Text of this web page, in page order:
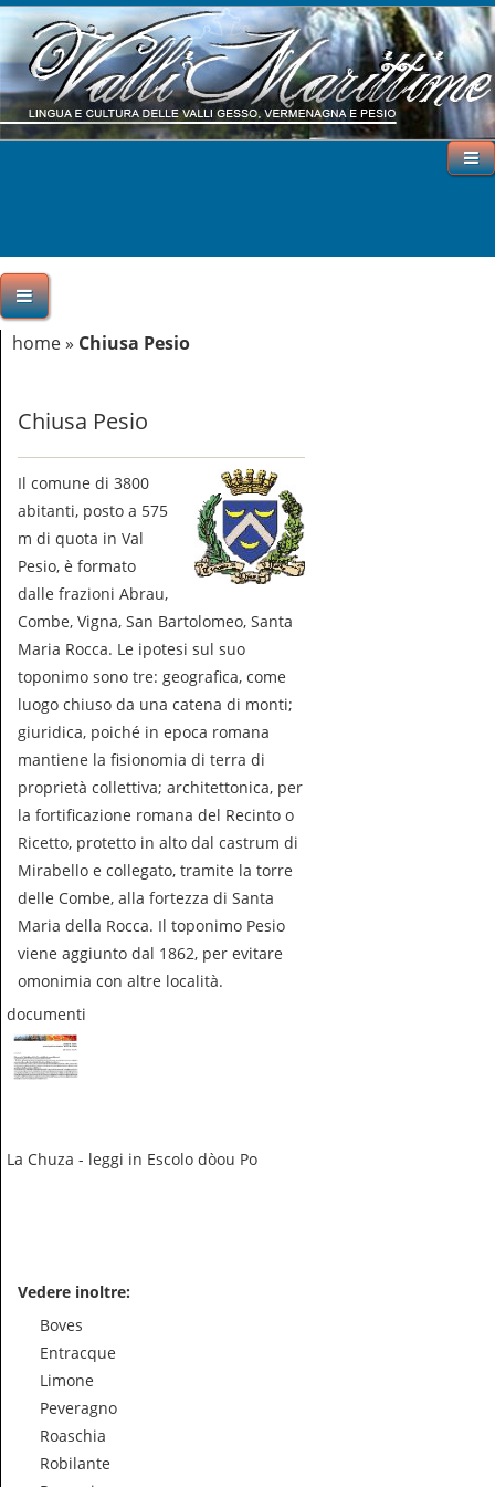
home» Chiusa Pesio
Chiusa Pesio
Il comune di 3800
abitanti, posto a 575
m di quota in Val
Pesio, è formato
dalle frazioni Abrau,
Combe, Vigna, San Bartolomeo, Santa
Maria Rocca. Le ipotesi sul suo
toponimo sono tre: geografica, come
luogo chiuso da una catena di monti;
giuridica, poiché in epoca romana
mantiene la fisionomia di terra di
proprietà collettiva; architettonica, per
la fortificazione romana del Recinto o
Ricetto, protetto in alto dal castrum di
Mirabello e collegato, tramite la torre
delle Combe, alla fortezza di Santa
Maria della Rocca. Il toponimo Pesio
viene aggiunto dal 1862, per evitare
omonimia con altre località.
documenti
La Chuza - leggi in Escolo dòou Po
Vedere inoltre:
Boves
Entracque
Limone
Peveragno
Roaschia
Robilante